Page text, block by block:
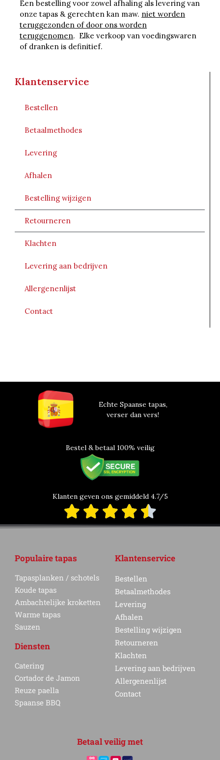
Klantenservice
Bestellen
Betaalmethodes
Levering
Afhalen
Bestelling wijzigen
Retourneren
Klachten
Levering aan bedrijven
Allergenenlijst
Contact
Een bestelling voor zowel afhaling als levering van
onze tapas & gerechten kan maw. niet worden
teruggezonden of door ons worden
teruggenomen. Elke verkoop van voedingswaren
of dranken is definitief.
Echte Spaanse tapas,
verser dan vers!
Bestel & betaal 100% veilig
Klanten geven ons gemiddeld 4.7/5
Populaire tapas
Tapasplanken / schotels
Koude tapas
Ambachtelijke kroketten
Warme tapas
Sauzen
Diensten
Catering
Cortador de Jamon
Reuze paella
Spaanse BBQ
Klantenservice
Bestellen
Betaalmethodes
Levering
Afhalen
Bestelling wijzigen
Retourneren
Klachten
Levering aan bedrijven
Allergenenlijst
Contact
Betaal veilig met